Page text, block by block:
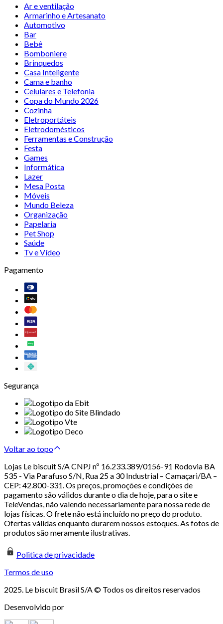
Ar e ventilação
Armarinho e Artesanato
Automotivo
Bar
Bebê
Bomboniere
Brinquedos
Casa Inteligente
Cama e banho
Celulares e Telefonia
Copa do Mundo 2026
Cozinha
Eletroportáteis
Eletrodomésticos
Ferramentas e Construção
Festa
Games
Informática
Lazer
Mesa Posta
Móveis
Mundo Beleza
Organização
Papelaria
Pet Shop
Saúde
Tv e Vídeo
Pagamento
Segurança
Voltar ao topo
Lojas Le biscuit S/A CNPJ nº 16.233.389/0156-91 Rodovia BA
535 - Via Parafuso S/N, Rua 25 a 30 Industrial – Camaçari/BA –
CEP: 42.800-331. Os preços, promoções e condições de
pagamento são válidos durante o dia de hoje, para o site e
TeleVendas, não valendo necessariamente para nossa rede de
lojas físicas. O frete não está incluído no preço do produto.
Ofertas válidas enquanto durarem nossos estoques. As fotos de
produtos são meramente ilustrativas.
Politica de privacidade
Termos de uso
2025. Le biscuit Brasil S/A © Todos os direitos reservados
Desenvolvido por